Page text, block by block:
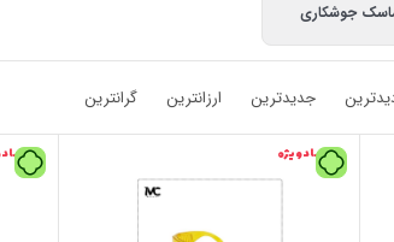
جوشکاری
جدیدترین ارزانترین گرانترین
پیشنهاد ویژه پیشنهاد